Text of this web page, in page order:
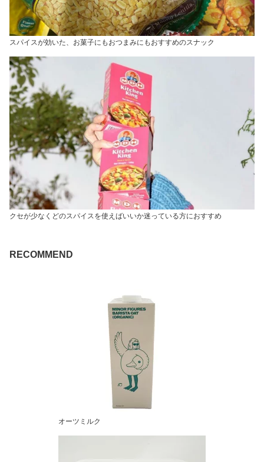
スパイスが効いた、お菓子にもおつまみにもおすすめのスナック
クセが少なくどのスパイスを使えばいいか迷っている方におすすめ
RECOMMEND
オーツミルク